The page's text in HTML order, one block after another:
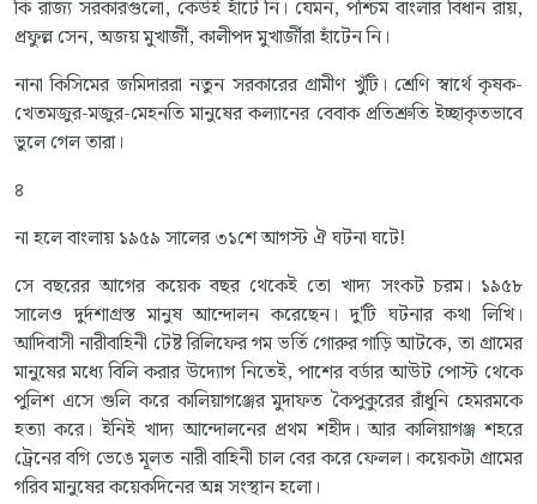
কি রাজ্য সরকারগুলো, কেউই হাঁটে নি। যেমন, পশ্চিম বাংলার বিধান রায়,
প্রফুল্ল সেন, অজয় মুখার্জী, কালীপদ মুখার্জীরা হাঁটেন নি।
নানা কিসিমের জমিদাররা নতুন সরকারের গ্রামীণ খুঁটি। শ্রেণি স্বার্থে কৃষক-
খেতমজুর-মজুর-মেহনতি মানুষের কল্যানের বেবাক প্রতিশ্রুতি ইচ্ছাকৃতভাবে
ভুলে গেল তারা।
৪
না হলে বাংলায় ১৯৫৯ সালের ৩১শে আগস্ট ঐ ঘটনা ঘটে!
সে বছরের আগের কয়েক বছর থেকেই তো খাদ্য সংকট চরম। ১৯৫৮
সালেও দুর্দশাগ্রস্ত মানুষ আন্দোলন করেছেন। দু'টি ঘটনার কথা লিখি।
আদিবাসী নারীবাহিনী টেষ্ট রিলিফের গম ভর্তি গোরুর গাড়ি আটকে, তা গ্রামের
মানুষের মধ্যে বিলি করার উদ্যোগ নিতেই, পাশের বর্ডার আউট পোস্ট থেকে
পুলিশ এসে গুলি করে কালিয়াগঞ্জের মুদাফত কৈপুকুরের রাঁধুনি হেমরমকে
হত্যা করে। ইনিই খাদ্য আন্দোলনের প্রথম শহীদ। আর কালিয়াগঞ্জ শহরে
ট্রেনের বগি ভেঙে মূলত নারী বাহিনী চাল বের করে ফেলল। কয়েকটা গ্রামের
গরিব মানুষের কয়েকদিনের অন্ন সংস্থান হলো।